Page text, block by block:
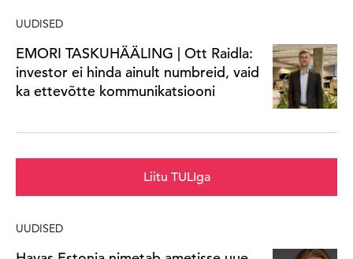
UUDISED
EMORI TASKUHÄÄLING | Ott Raidla:
investor ei hinda ainult numbreid, vaid
ka ettevõtte kommunikatsiooni
Liitu TULIga
UUDISED